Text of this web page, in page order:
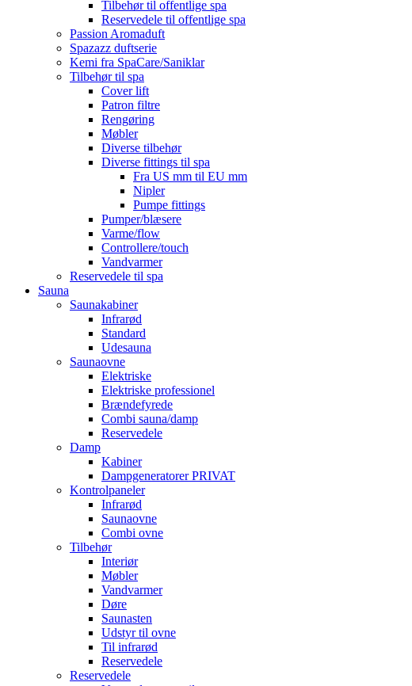
Tilbehør til offentlige spa
Reservedele til offentlige spa
Passion Aromaduft
Spazazz duftserie
Kemi fra SpaCare/Saniklar
Tilbehør til spa
Cover lift
Patron filtre
Rengøring
Møbler
Diverse tilbehør
Diverse fittings til spa
Fra US mm til EU mm
Nipler
Pumpe fittings
Pumper/blæsere
Varme/flow
Controllere/touch
Vandvarmer
Reservedele til spa
Sauna
Saunakabiner
Infrarød
Standard
Udesauna
Saunaovne
Elektriske
Elektriske professionel
Brændefyrede
Combi sauna/damp
Reservedele
Damp
Kabiner
Dampgeneratorer PRIVAT
Kontrolpaneler
Infrarød
Saunaovne
Combi ovne
Tilbehør
Interiør
Møbler
Vandvarmer
Døre
Saunasten
Udstyr til ovne
Til infrarød
Reservedele
Reservedele